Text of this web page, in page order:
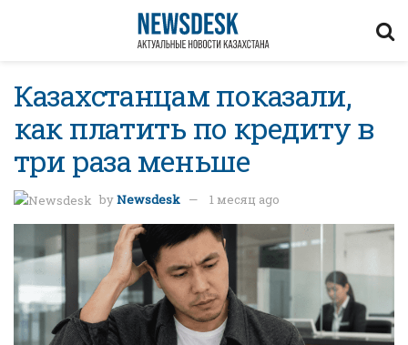
Казахстанцам показали,
как платить по кредиту в
три раза меньше
byNewsdesk 1 месяц ago